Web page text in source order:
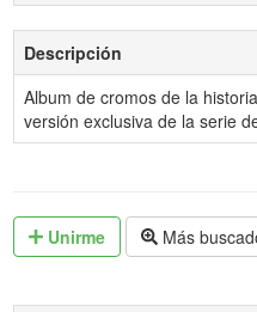
Descripción
Album de cromos de la
versión exclusiva de la serie
Unirme Más